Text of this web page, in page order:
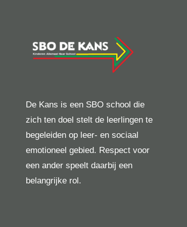
De Kans is een SBO school die
zich ten doel stelt de leerlingen te
begeleiden op leer- en sociaal
emotioneel gebied. Respect voor
een ander speelt daarbij een
belangrijke rol.